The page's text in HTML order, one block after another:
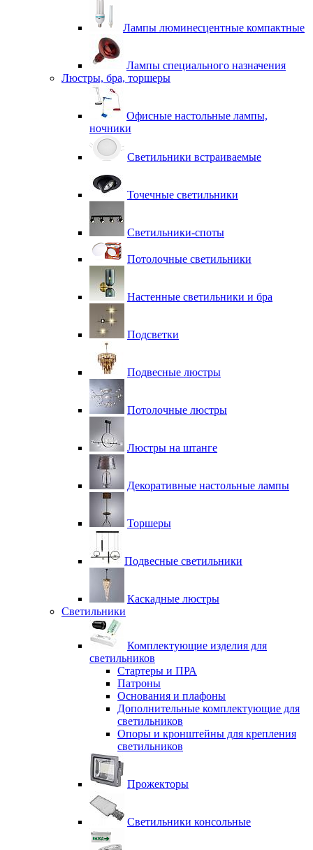
Лампы люминесцентные компактные
Лампы специального назначения
Люстры, бра, торшеры
Офисные настольные лампы,
ночники
Светильники встраиваемые
Точечные светильники
Светильники-споты
Потолочные светильники
Настенные светильники и бра
Подсветки
Подвесные люстры
Потолочные люстры
Люстры на штанге
Декоративные настольные лампы
Торшеры
Подвесные светильники
Каскадные люстры
Светильники
Комплектующие изделия для
светильников
Стартеры и ПРА
Патроны
Основания и плафоны
Дополнительные комплектующие для
светильников
Опоры и кронштейны для крепления
светильников
Прожекторы
Светильники консольные